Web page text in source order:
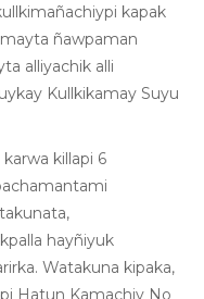
kapak
ñawpaman
alliyachik alli
Kullkikamay Suyu
killapi 6
hayñiyuk
Watakuna kipaka,
Hatun Kamachiy No